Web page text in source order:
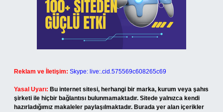
Reklam ve İletişim: Skype: live:.cid.575569c608265c69
Yasal Uyarı: Bu internet sitesi, herhangi bir marka, kurum veya şahıs
şirketi ile hiçbir bağlantısı bulunmamaktadır. Sitede yalnızca kendi
hazırladığımız makaleler paylaşılmaktadır. Burada yer alan içerikler